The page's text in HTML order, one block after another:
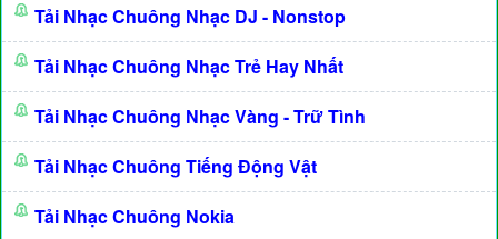
Tải Nhạc Chuông Nhạc DJ - Nonstop
Tải Nhạc Chuông Nhạc Trẻ Hay Nhất
Tải Nhạc Chuông Nhạc Vàng - Trữ Tình
Tải Nhạc Chuông Tiếng Động Vật
Tải Nhạc Chuông Nokia